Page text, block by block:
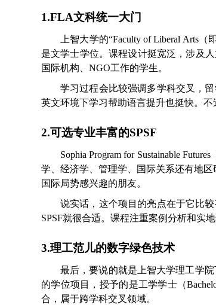
1.FLA文科统一大门
上智大学的“Faculty of Liberal Arts
是文学士学位。课程设计挺宽泛，涉及
国际机构、NGO工作的学生。
学习过程会比较强调多学科交叉，
英文环境下学习帮助语言提升也挺快。
2.可选专业丰富的SPSF
Sophia Program for Sustainable
学、经济学、管理学、国际关系还有地
国际局势感兴趣的朋友。
说实话，这个项目的亮点在于它比
SPSF就很合适。课程注重案例分析和实
3.理工范儿的数字绿色技术
最后，要说的就是上智大学理工学院
的学位项目，授予的是工学学士（
合，属于跨学科交叉领域。